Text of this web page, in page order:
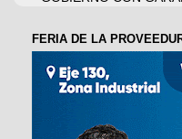
FERIA DE LA